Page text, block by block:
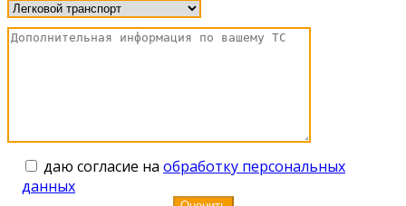
даю согласие на обработку персональных
данных